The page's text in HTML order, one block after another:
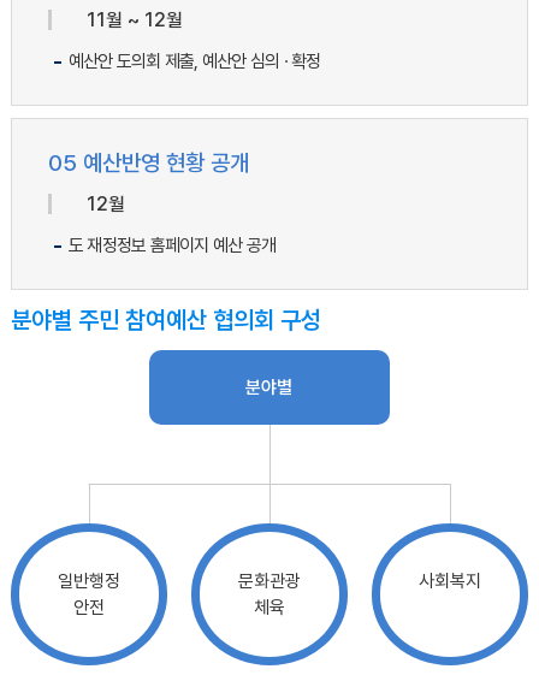
11월 ~ 12월
예산안 도의회 제출, 예산안 심의 · 확정
05 예산반영 현황 공개
12월
도 재정정보 홈페이지 예산 공개
분야별 주민 참여예산 협의회 구성
분야별
일반행정
안전
문화관광
체육
사회복지